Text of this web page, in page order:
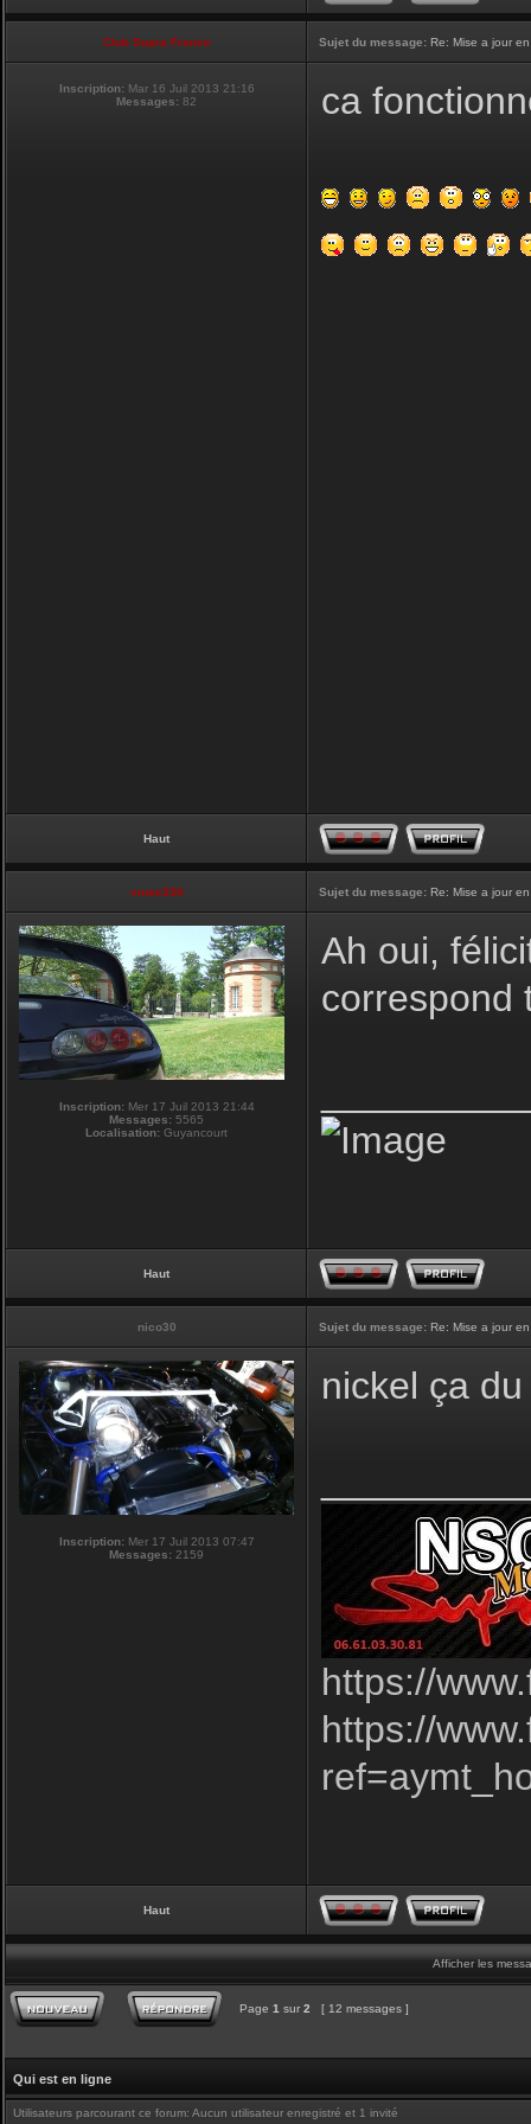
Club Supra France Sujet du message: Re: Mise a jour
Inscription: Mar 16 Juil 2013 21:16
Messages: 82 ca
Haut
vmax330 Sujet du message: Re: Mise a jour
Inscription:Mer 17 Juil 2013 21:44
Messages: 5565
Localisation: Guyancourt
Ah oui,
correspond
Haut
nico30 Sujet du message: Re: Mise a jour
Inscription:Mer 17 Juil 2013 07:47
Messages: 2159
nickel ça
https://
https://
Haut
Afficher les
Page 1 sur 2 [ 12 messages ]
Qui est en ligne
Utilisateurs parcourant ce forum: Aucun utilisateur enregistré et 1 invité